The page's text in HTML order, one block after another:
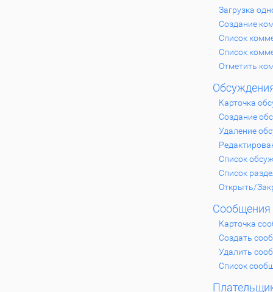
Загрузка
Создание
Список
Список
Отметить
Карточка
Создание
Удаление
Список
Список
Открыть/
Сообщения
Карточка
Создать
Удалить
Список